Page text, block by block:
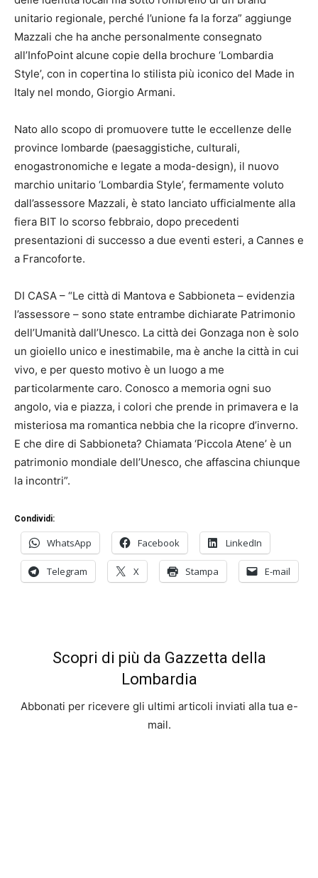
unitario regionale, perché l’unione fa la forza” aggiunge
Mazzali che ha anche personalmente consegnato
all’InfoPoint alcune copie della brochure ‘Lombardia
Style’, con in copertina lo stilista più iconico del Made in
Italy nel mondo, Giorgio Armani.
Nato allo scopo di promuovere tutte le eccellenze delle
province lombarde (paesaggistiche, culturali,
enogastronomiche e legate a moda-design), il nuovo
marchio unitario ‘Lombardia Style’, fermamente voluto
dall’assessore Mazzali, è stato lanciato ufficialmente alla
fiera BIT lo scorso febbraio, dopo precedenti
presentazioni di successo a due eventi esteri, a Cannes e
a Francoforte.
DI CASA – “Le città di Mantova e Sabbioneta – evidenzia
l’assessore – sono state entrambe dichiarate Patrimonio
dell’Umanità dall’Unesco. La città dei Gonzaga non è solo
un gioiello unico e inestimabile, ma è anche la città in cui
vivo, e per questo motivo è un luogo a me
particolarmente caro. Conosco a memoria ogni suo
angolo, via e piazza, i colori che prende in primavera e la
misteriosa ma romantica nebbia che la ricopre d’inverno.
E che dire di Sabbioneta? Chiamata ‘Piccola Atene’ è un
patrimonio mondiale dell’Unesco, che affascina chiunque
la incontri”.
Condividi:
WhatsApp Facebook LinkedIn
Telegram X Stampa E-mail
Scopri di più da Gazzetta della
Lombardia
Abbonati per ricevere gli ultimi articoli inviati alla tua e-
mail.